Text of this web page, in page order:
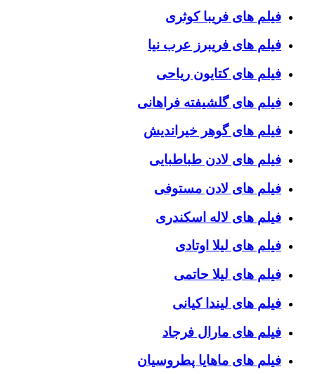
فیلم های فریبا کوثری
فیلم های فریبرز عرب نیا
فیلم های کتایون ریاحی
فیلم های گلشیفته فراهانی
فیلم های گوهر خیراندیش
فیلم های لادن طباطبایی
فیلم های لادن مستوفی
فیلم های لاله اسکندری
فیلم های لیلا اوتادی
فیلم های لیلا حاتمی
فیلم های لیندا کیانی
فیلم های مارال فرجاد
فیلم های ماهایا پطروسیان